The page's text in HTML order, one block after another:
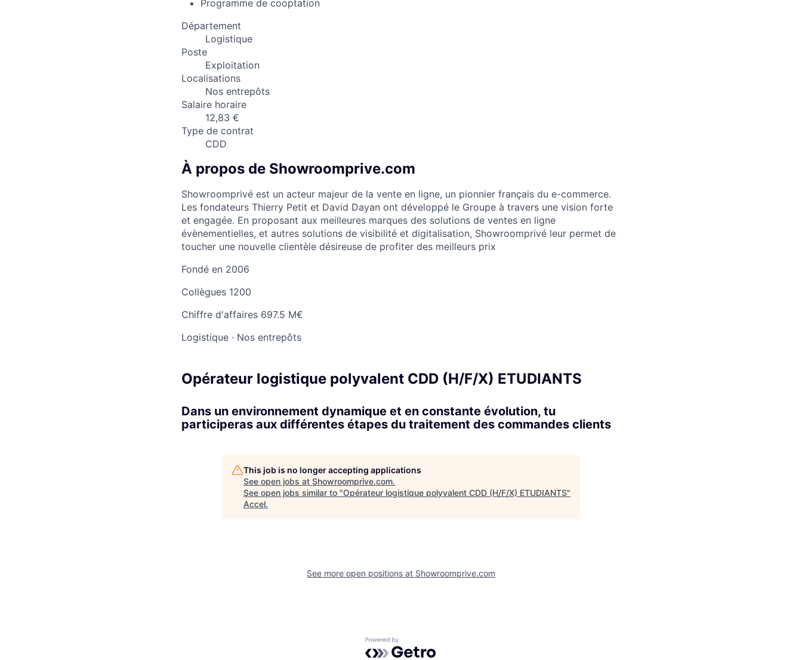
Programme de cooptation
Département
Logistique
Poste
Exploitation
Localisations
Nos entrepôts
Salaire horaire
12,83 €
Type de contrat
CDD
À propos de Showroomprive.com
Showroomprivé est un acteur majeur de la vente en ligne, un pionnier français du e-commerce.
Les fondateurs Thierry Petit et David Dayan ont développé le Groupe à travers une vision forte
et engagée. En proposant aux meilleures marques des solutions de ventes en ligne
évènementielles, et autres solutions de visibilité et digitalisation, Showroomprivé leur permet de
toucher une nouvelle clientèle désireuse de profiter des meilleurs prix
Fondé en 2006
Collègues 1200
Chiffre d'affaires 697.5 M€
Logistique · Nos entrepôts
Opérateur logistique polyvalent CDD (H/F/X) ETUDIANTS
Dans un environnement dynamique et en constante évolution, tu
participeras aux différentes étapes du traitement des commandes clients
This job is no longer accepting applications
See open jobs at Showroomprive.com.
See open jobs similar to "Opérateur logistique polyvalent CDD (H/F/X) ETUDIANTS"
Accel.
See more open positions at Showroomprive.com
Powered by Getro.com